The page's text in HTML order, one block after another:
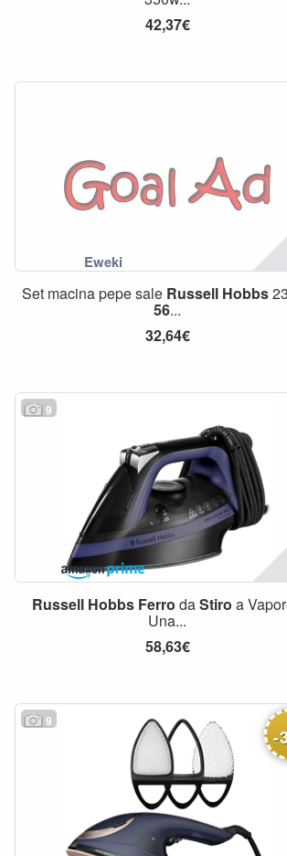
42,37€
Set macina pepe sale Russell Hobbs
56...
32,64€
9
Russell Hobbs Ferro daStiro a
Una...
58,63€
9
-